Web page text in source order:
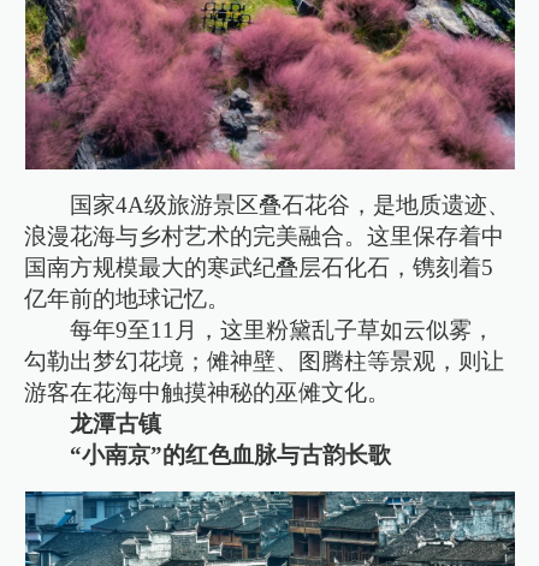
国家4A级旅游景区叠石花谷，是地质遗迹、
浪漫花海与乡村艺术的完美融合。这里保存着中
国南方规模最大的寒武纪叠层石化石，镌刻着5
亿年前的地球记忆。
每年9至11月，这里粉黛乱子草如云似雾，
勾勒出梦幻花境；傩神壁、图腾柱等景观，则让
游客在花海中触摸神秘的巫傩文化。
龙潭古镇
“小南京”的红色血脉与古韵长歌